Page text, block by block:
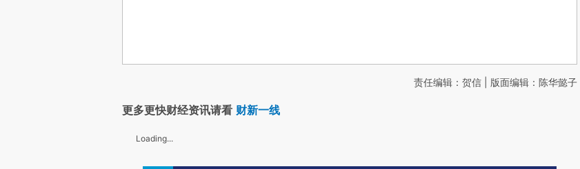
责任编辑：贺信 | 版面编辑：陈华懿子
更多更快财经资讯请看 财新一线
Loading...